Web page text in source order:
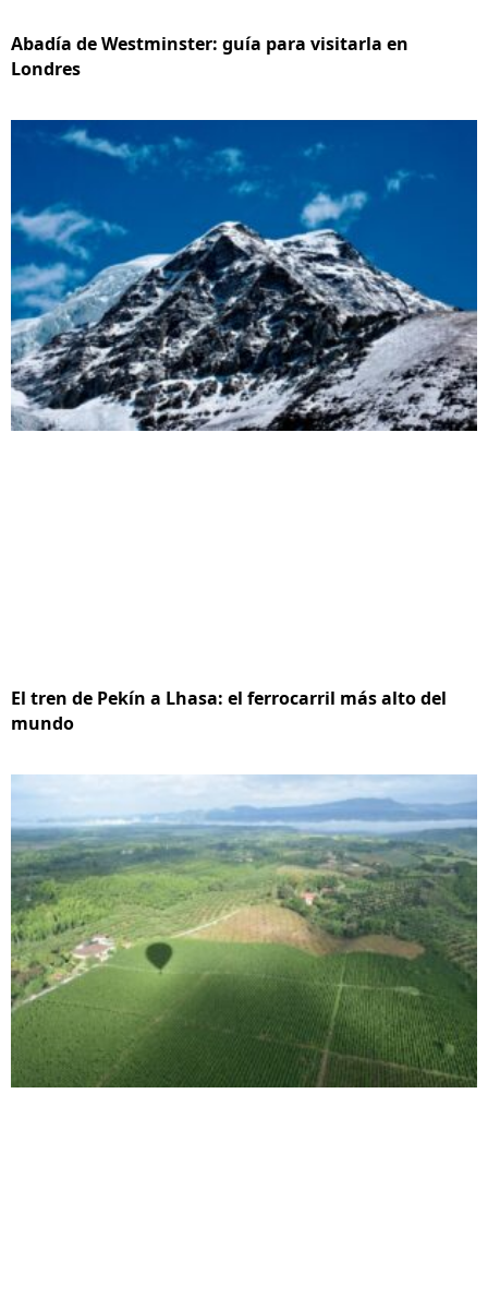
Abadía de Westminster: guía para visitarla en
Londres
El tren de Pekín a Lhasa: el ferrocarril más alto del
mundo